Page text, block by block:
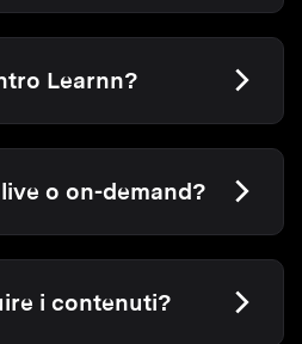
Learnn?
o on-demand?
i contenuti?